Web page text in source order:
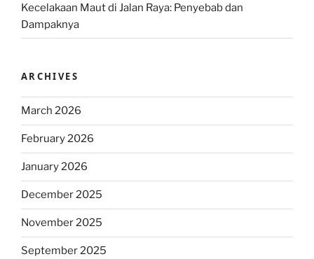
Kecelakaan Maut di Jalan Raya: Penyebab dan
Dampaknya
ARCHIVES
March 2026
February 2026
January 2026
December 2025
November 2025
September 2025